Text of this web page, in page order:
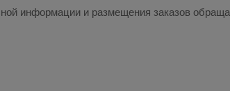
информации и размещения заказов